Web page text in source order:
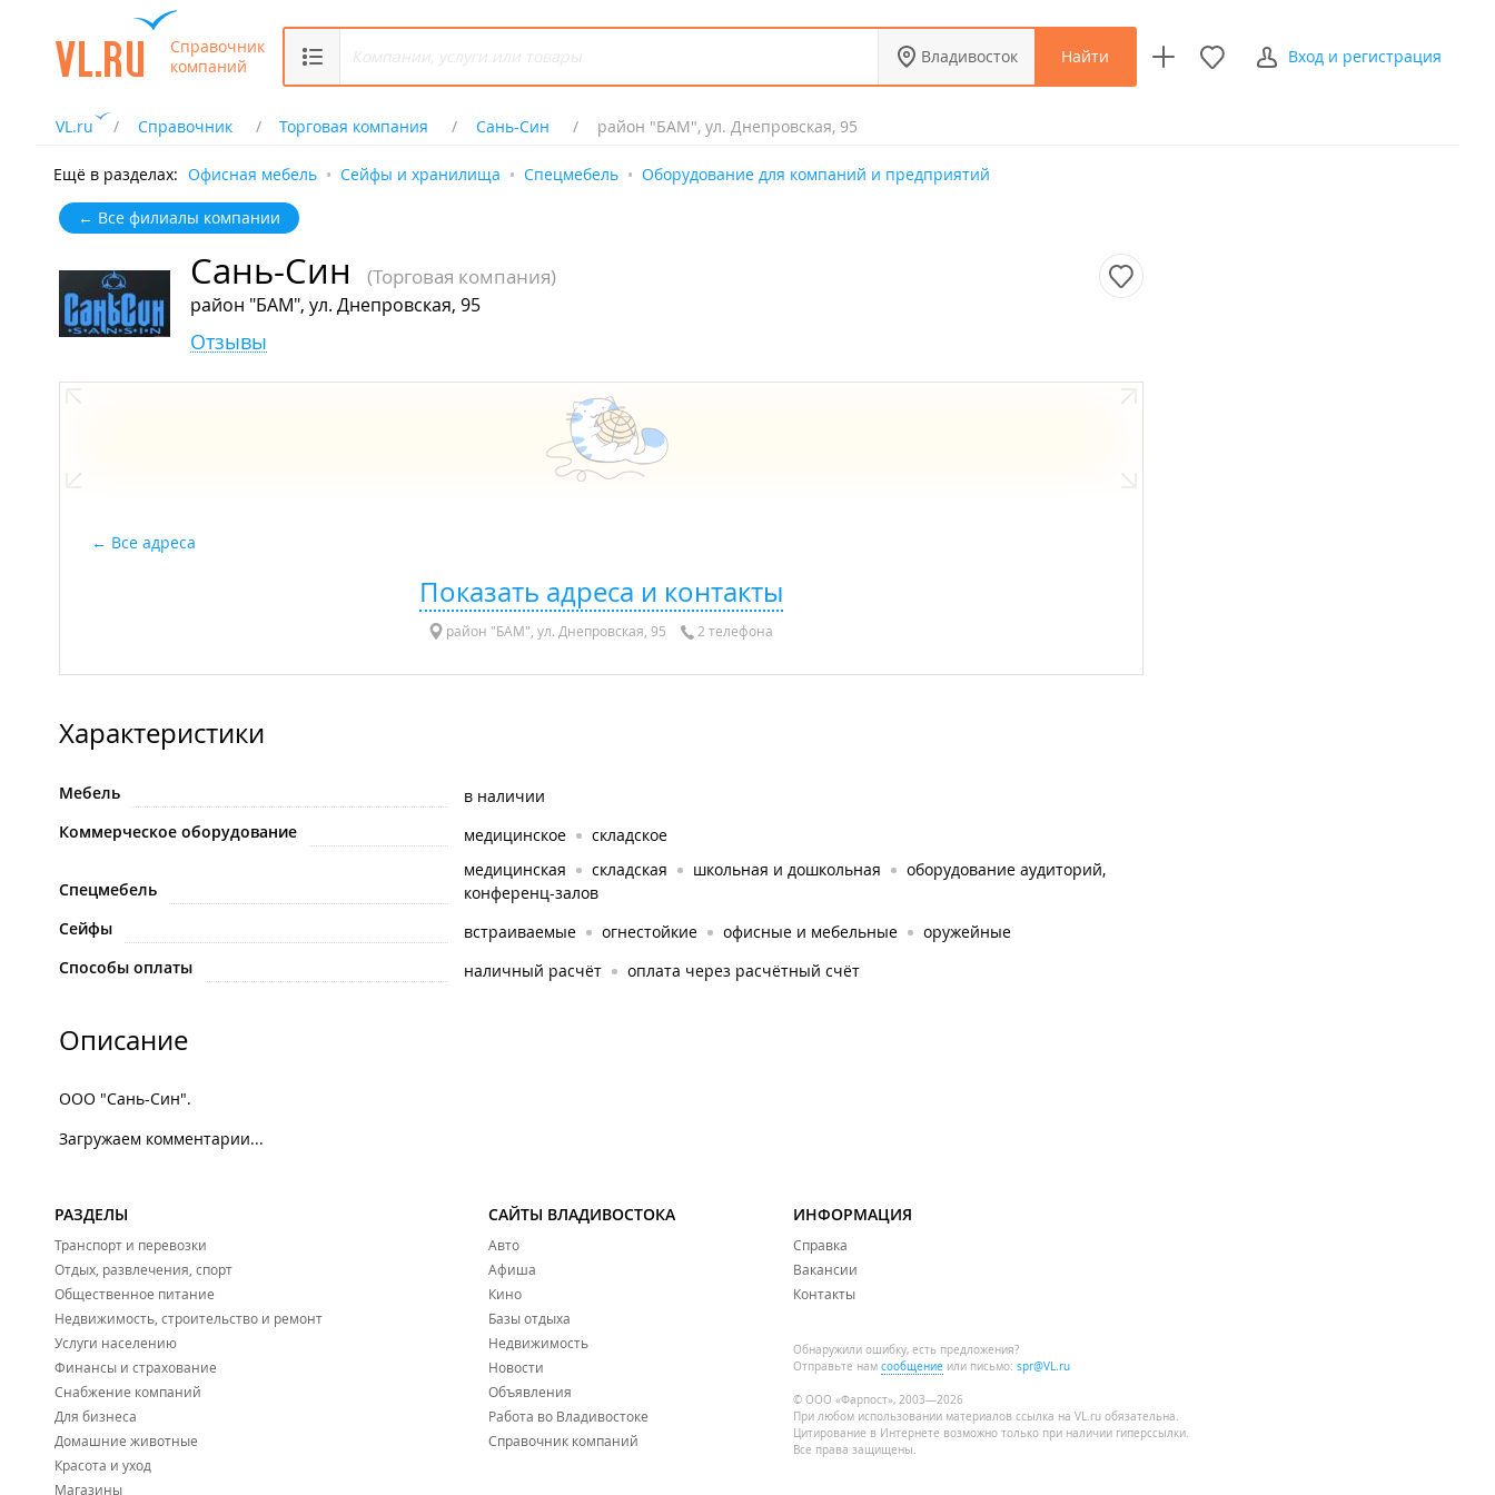
Справочник
компаний
Владивосток Найти Вход и регистрация
VL.ru Справочник Торговая компания Сань-Син район "БАМ", ул. Днепровская, 95
Ещё в разделах: Офисная мебель Сейфы и хранилища Спецмебель Оборудование для компаний и предприятий
← Все филиалы компании
Сань-Син (Торговая компания)
район "БАМ", ул. Днепровская, 95
Отзывы
Все адреса
Показать адреса и контакты
район "БАМ", ул. Днепровская, 95 2 телефона
Характеристики
Мебель
в наличии
Коммерческое оборудование
медицинское складское
Спецмебель
медицинская складская школьная и дошкольная
оборудование аудиторий,
конференц-залов
Сейфы
встраиваемые огнестойкие офисные и мебельные
оружейные
Способы оплаты
наличный расчёт оплата через расчётный счёт
Описание
ООО "Сань-Син".
Загружаем комментарии...
РАЗДЕЛЫ
Транспорт и перевозки
Отдых, развлечения, спорт
Общественное питание
Недвижимость, строительство и ремонт
Услуги населению
Финансы и страхование
Снабжение компаний
Для бизнеса
Домашние животные
Красота и уход
Магазины
САЙТЫ ВЛАДИВОСТОКА
Авто
Афиша
Кино
Базы отдыха
Недвижимость
Новости
Объявления
Работа во Владивостоке
Справочник компаний
ИНФОРМАЦИЯ
Справка
Вакансии
Контакты
Обнаружили ошибку, есть предложения?
Отправьте нам сообщение или письмо: spr@VL.ru
© ООО «Фарпост», 2003—2026
При любом использовании материалов ссылка на VL.ru обязательна.
Цитирование в Интернете возможно только при наличии гиперссылки.
Все права защищены.